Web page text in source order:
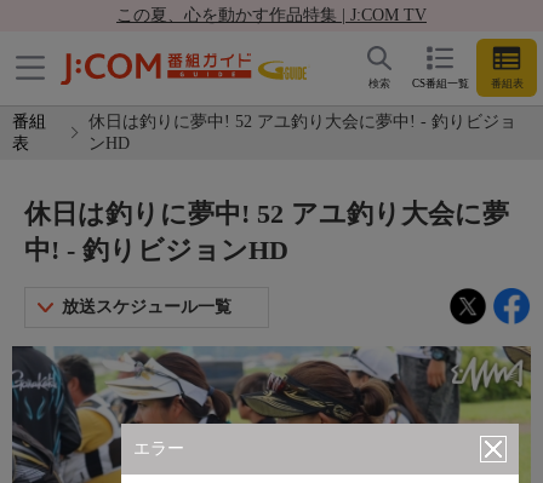
この夏、心を動かす作品特集 | J:COM TV
CS番組一覧 番組表
検索
番組
表
休日は釣りに夢中! 52 アユ釣り大会に夢中! - 釣りビジョ
ンHD
エラー
休日は釣りに夢中! 52 アユ釣り大会に夢
中! - 釣りビジョンHD
放送スケジュール一覧